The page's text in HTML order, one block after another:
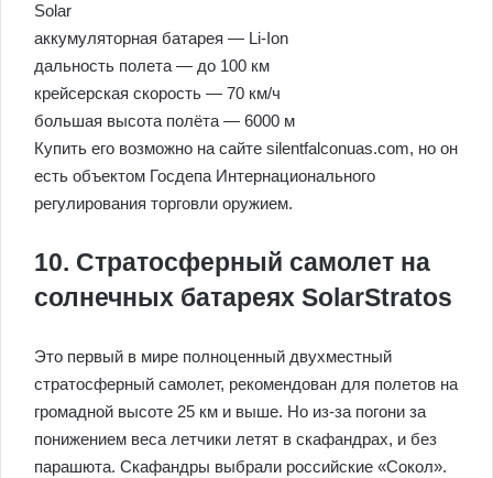
Solar
аккумуляторная батарея — Li-Ion
дальность полета — до 100 км
крейсерская скорость — 70 км/ч
большая высота полёта — 6000 м
Купить его возможно на сайте silentfalconuas.com, но он
есть объектом Госдепа Интернационального
регулирования торговли оружием.
10. Стратосферный самолет на
солнечных батареях SolarStratos
Это первый в мире полноценный двухместный
стратосферный самолет, рекомендован для полетов на
громадной высоте 25 км и выше. Но из-за погони за
понижением веса летчики летят в скафандрах, и без
парашюта. Скафандры выбрали российские «Сокол».